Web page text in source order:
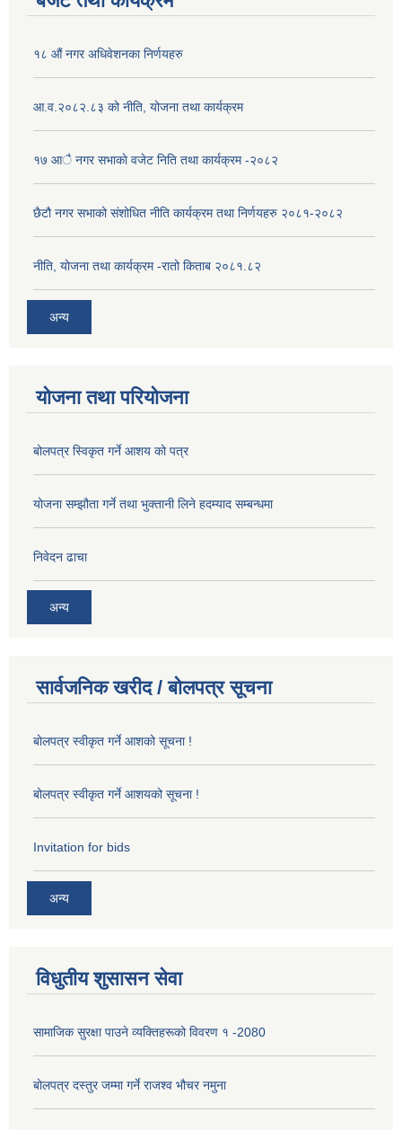
१८ औं नगर अधिवेशनका निर्णयहरु
आ.व.२०८२.८३ को नीति, योजना तथा कार्यक्रम
१७ आै नगर सभाकाे वजेट निति तथा कार्यक्रम -२०८२
छैटौ नगर सभाको संशोधित नीति कार्यक्रम तथा निर्णयहरु २०८१-२०८२
नीति, योजना तथा कार्यक्रम -रातो किताब २०८१.८२
अन्य
योजना तथा परियोजना
बोलपत्र स्विकृत गर्ने आशय को पत्र
योजना सम्झौता गर्ने तथा भुक्तानी लिने हदम्याद सम्बन्धमा
निवेदन ढाचा
अन्य
सार्वजनिक खरीद / बोलपत्र सूचना
बोलपत्र स्वीकृत गर्ने आशको सूचना !
बोलपत्र स्वीकृत गर्ने आशयको सूचना !
Invitation for bids
अन्य
विधुतीय शुसासन सेवा
सामाजिक सुरक्षा पाउने व्यक्तिहरूको विवरण १ -2080
बोलपत्र दस्तुर जम्मा गर्ने राजश्व भौचर नमुना